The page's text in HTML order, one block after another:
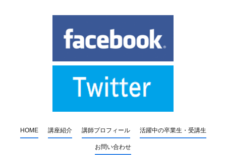
HOME 講座紹介 講師プロフィール 活躍中の卒業生・受講生
お問い合わせ